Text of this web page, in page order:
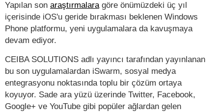
Yapılan son araştırmalara göre önümüzdeki üç yıl
içerisinde iOS'u geride bırakması beklenen Windows
Phone platformu, yeni uygulamalara da kavuşmaya
devam ediyor.
CEIBA SOLUTIONS adlı yayıncı tarafından yayınlanan
bu son uygulamalardan iSwarm, sosyal medya
entegrasyonu noktasında toplu bir çözüm ortaya
koyuyor. Sade ara yüzü üzerinde Twitter, Facebook,
Google+ ve YouTube gibi popüler ağlardan gelen